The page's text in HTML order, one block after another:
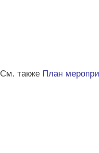
См. также План